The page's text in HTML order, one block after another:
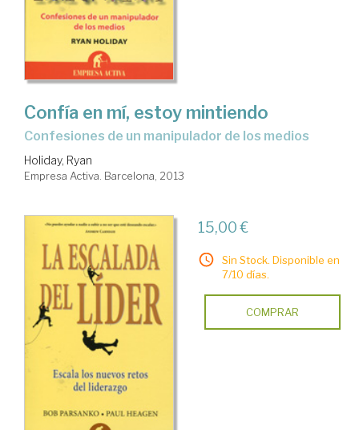
Confía en mí, estoy mintiendo
confesiones de un manipulador de los medios
Holiday, Ryan
Empresa Activa. Barcelona, 2013
15,00 €
Sin Stock. Disponible en
7/10 días.
COMPRAR